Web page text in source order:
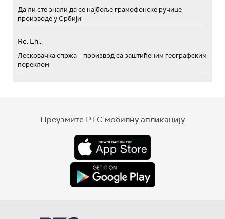
Да ли сте знали да се најбоље грамофонске ручице
производе у Србији
Re: Eh...
Лесковачка спржа – производ са заштићеним географским
пореклом
Преузмите РТС мобилну апликацију